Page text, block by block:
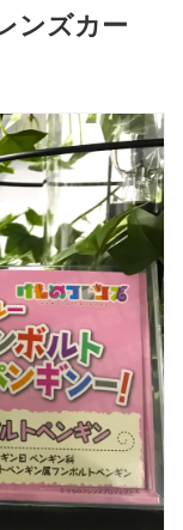
ンズカー